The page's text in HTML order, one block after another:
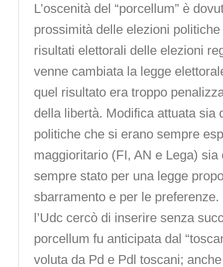
L’oscenità del “porcellum” è
prossimità delle elezioni
risultati elettorali delle elezioni
venne cambiata la legge
quel risultato era troppo
della libertà. Modifica attuata sia
politiche che si erano sempre
maggioritario (FI, AN e Lega) sia
sempre stato per una legge
sbarramento e per le
l’Udc cercò di inserire senza
porcellum fu anticipata dal
voluta da Pd e Pdl toscani;